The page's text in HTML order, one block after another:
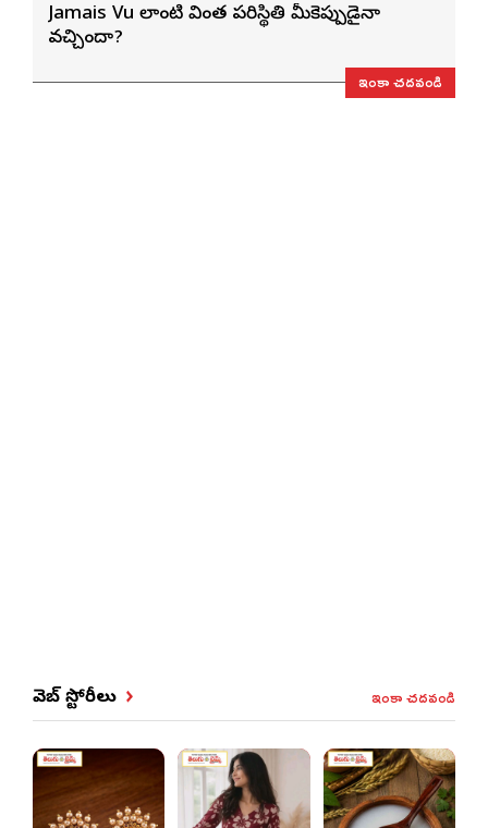
Jamais Vu లాంటి వింత పరిస్థితి మీకెప్పుడైనా
వచ్చిందా?
ఇంకా చదవండి
వెబ్ స్టోరీలు ఇంకా చదవండి